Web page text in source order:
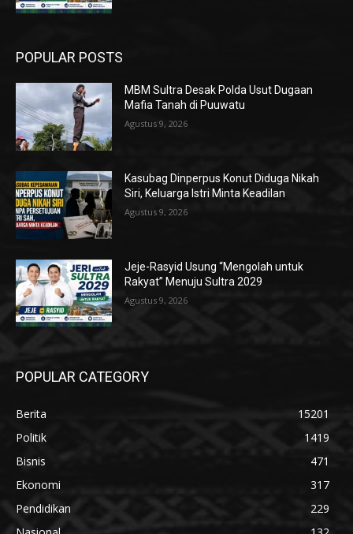
POPULAR POSTS
MBM Sultra Desak Polda Usut Dugaan
Mafia Tanah di Puuwatu
Agustus 9, 2026
Kasubag Dinperpus Konut Diduga Nikah
Siri, Keluarga Istri Minta Keadilan
Agustus 9, 2026
Jeje-Rasyid Usung “Mengolah untuk
Rakyat” Menuju Sultra 2029
Agustus 9, 2026
POPULAR CATEGORY
Berita
15201
Politik
1419
Bisnis
471
Ekonomi
317
Pendidikan
229